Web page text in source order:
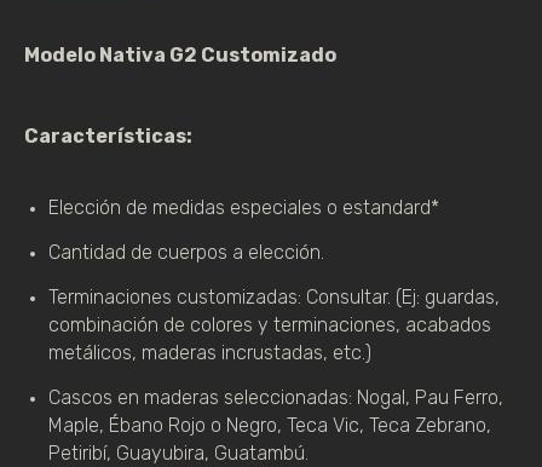
Modelo Nativa G2 Customizado
Características:
Elección de medidas especiales o estandard*
Cantidad de cuerpos a elección.
Terminaciones customizadas: Consultar. (Ej: guardas,
combinación de colores y terminaciones, acabados
metálicos, maderas incrustadas, etc.)
Cascos en maderas seleccionadas: Nogal, Pau Ferro,
Maple, Ébano Rojo o Negro, Teca Vic, Teca Zebrano,
Petiribí, Guayubira, Guatambú.